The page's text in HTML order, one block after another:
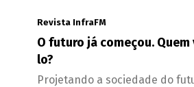
Revista InfraFM
O futuro já começou.
lo?
Projetando a sociedade do